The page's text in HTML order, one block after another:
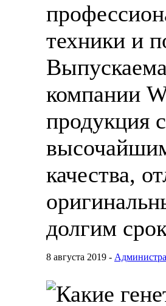
техники и
компании
продукция
качества,
долгим
8 августа 2019 -